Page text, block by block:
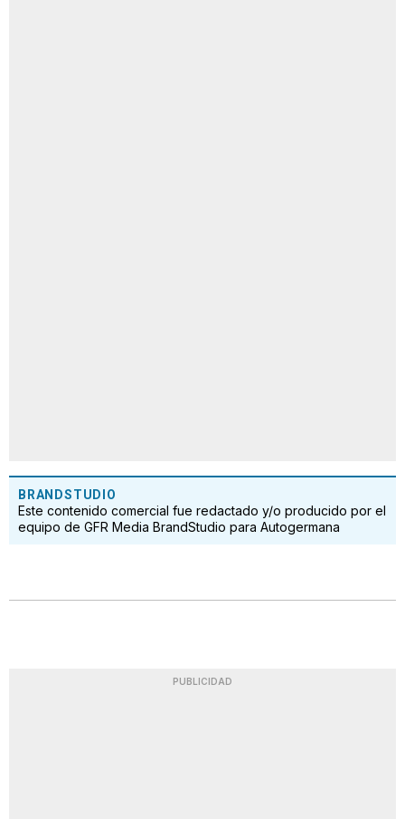
BRANDSTUDIO
Este contenido comercial fue redactado y/o producido por el
equipo de GFR Media BrandStudio para Autogermana
PUBLICIDAD